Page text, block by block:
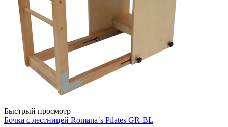
Быстрый просмотр
Бочка с лестницей Romana`s Pilates GR-BL